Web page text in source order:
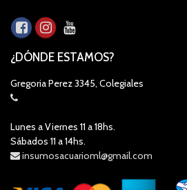
¿DÓNDE ESTAMOS?
Gregoria Perez 3345, Colegiales
Lunes a Viernes 11 a 18hs.
Sábados 11 a 14hs.
insumosacuarioml@gmail.com